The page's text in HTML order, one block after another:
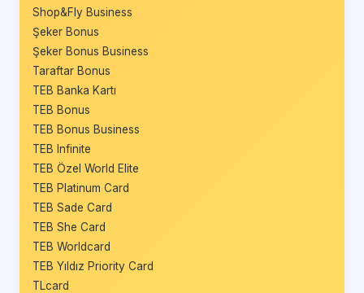
Shop&Fly Business
Şeker Bonus
Şeker Bonus Business
Taraftar Bonus
TEB Banka Kartı
TEB Bonus
TEB Bonus Business
TEB Infinite
TEB Özel World Elite
TEB Platinum Card
TEB Sade Card
TEB She Card
TEB Worldcard
TEB Yıldız Priority Card
TLcard